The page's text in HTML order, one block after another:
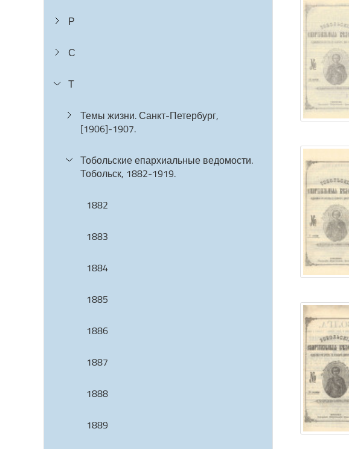
Р
С
Т
Темы жизни. Санкт-Петербург,
[1906]-1907.
Тобольские епархиальные ведомости.
Тобольск, 1882-1919.
1882
1883
1884
1885
1886
1887
1888
1889